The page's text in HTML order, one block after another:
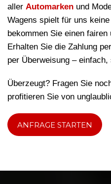
aller Automarken und
Wagens spielt für uns
bekommen Sie einen
Erhalten Sie die Zahlung
per Überweisung –
Überzeugt? Fragen Sie
profitieren Sie von
ANFRAGE STARTEN